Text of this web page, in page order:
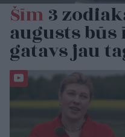
Šīm3
augusts būs
gatavs jau